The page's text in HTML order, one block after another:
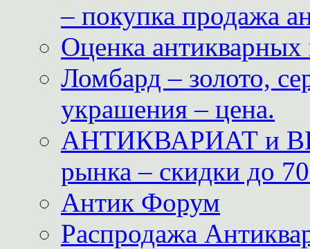
– покупка продажа
Оценка антикварных
Ломбард – золото,
украшения – цена.
АНТИКВАРИАТ и
рынка – скидки до
Антик Форум
Распродажа